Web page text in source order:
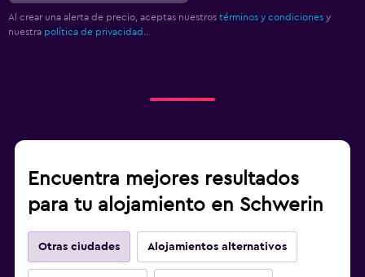
Al crear una alerta de precio, aceptas nuestros términos y condiciones y
nuestra política de privacidad.
Encuentra mejores resultados
para tu alojamiento en Schwerin
Otras ciudades Alojamientos alternativos